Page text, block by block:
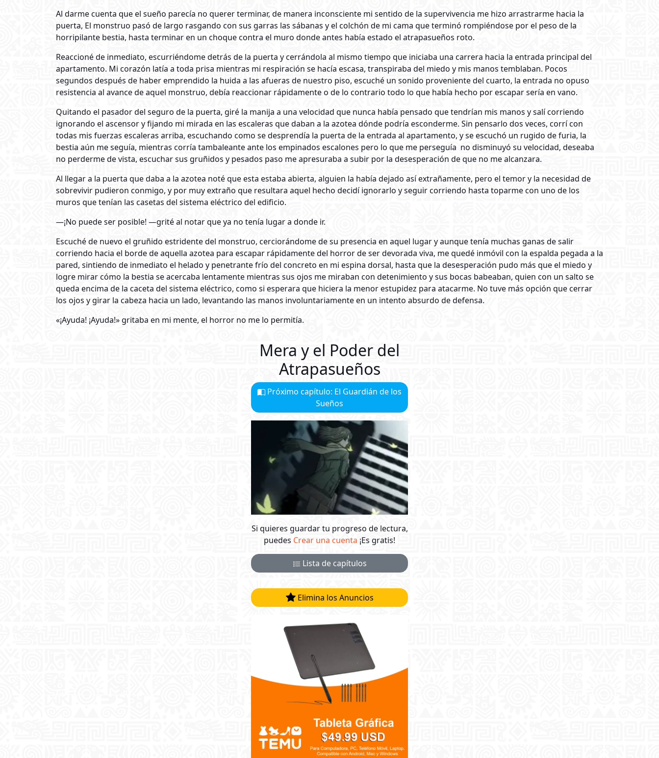
Al darme cuenta que el sueño parecía no querer terminar, de manera inconsciente mi sentido de la supervivencia me hizo arrastrarme hacia la
puerta, El monstruo pasó de largo rasgando con sus garras las sábanas y el colchón de mi cama que terminó rompiéndose por el peso de la
horripilante bestia, hasta terminar en un choque contra el muro donde antes había estado el atrapasueños roto.
Reaccioné de inmediato, escurriéndome detrás de la puerta y cerrándola al mismo tiempo que iniciaba una carrera hacia la entrada principal del
apartamento. Mi corazón latía a toda prisa mientras mi respiración se hacía escasa, transpiraba del miedo y mis manos temblaban. Pocos
segundos después de haber emprendido la huida a las afueras de nuestro piso, escuché un sonido proveniente del cuarto, la entrada no opuso
resistencia al avance de aquel monstruo, debía reaccionar rápidamente o de lo contrario todo lo que había hecho por escapar sería en vano.
Quitando el pasador del seguro de la puerta, giré la manija a una velocidad que nunca había pensado que tendrían mis manos y salí corriendo
ignorando el ascensor y fijando mi mirada en las escaleras que daban a la azotea dónde podría esconderme. Sin pensarlo dos veces, corrí con
todas mis fuerzas escaleras arriba, escuchando como se desprendía la puerta de la entrada al apartamento, y se escuchó un rugido de furia, la
bestia aún me seguía, mientras corría tambaleante ante los empinados escalones pero lo que me perseguía no disminuyó su velocidad, deseaba
no perderme de vista, escuchar sus gruñidos y pesados paso me apresuraba a subir por la desesperación de que no me alcanzara.
Al llegar a la puerta que daba a la azotea noté que esta estaba abierta, alguien la había dejado así extrañamente, pero el temor y la necesidad de
sobrevivir pudieron conmigo, y por muy extraño que resultara aquel hecho decidí ignorarlo y seguir corriendo hasta toparme con uno de los
muros que tenían las casetas del sistema eléctrico del edificio.
—¡No puede ser posible! —grité al notar que ya no tenía lugar a donde ir.
Escuché de nuevo el gruñido estridente del monstruo, cerciorándome de su presencia en aquel lugar y aunque tenía muchas ganas de salir
corriendo hacia el borde de aquella azotea para escapar rápidamente del horror de ser devorada viva, me quedé inmóvil con la espalda pegada a la
pared, sintiendo de inmediato el helado y penetrante frío del concreto en mi espina dorsal, hasta que la desesperación pudo más que el miedo y
logre mirar cómo la bestia se acercaba lentamente mientras sus ojos me miraban con detenimiento y sus bocas babeaban, quien con un salto se
queda encima de la caceta del sistema eléctrico, como si esperara que hiciera la menor estupidez para atacarme. No tuve más opción que cerrar
los ojos y girar la cabeza hacia un lado, levantando las manos involuntariamente en un intento absurdo de defensa.
«¡Ayuda! ¡Ayuda!» gritaba en mi mente, el horror no me lo permitía.
Mera y el Poder del
Atrapasueños
Próximo capítulo: El Guardián de los
Sueños
Si quieres guardar tu progreso de lectura,
puedes Crear una cuenta ¡Es gratis!
Lista de capítulos
Elimina los Anuncios